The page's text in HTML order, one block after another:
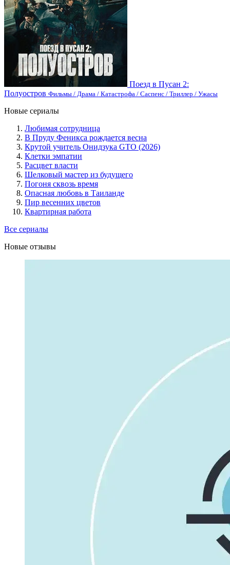
Поезд в Пусан 2:
Полуостров Фильмы / Драма / Катастрофа / Саспенс / Триллер / Ужасы
Новые сериалы
Любимая сотрудница
В Пруду Феникса рождается весна
Крутой учитель Онидзука GTO (2026)
Клетки эмпатии
Расцвет власти
Шелковый мастер из будущего
Погоня сквозь время
Опасная любовь в Таиланде
Пир весенних цветов
Квартирная работа
Все сериалы
Новые отзывы